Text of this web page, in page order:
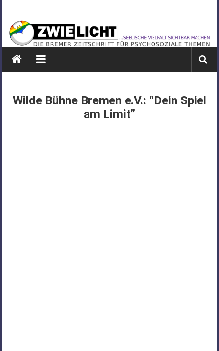
springen
ZWIELICHT
BREMEN
DIE
PSYCHOSOZIALE
Wilde Bühne Bremen e.V.: “Dein Spiel
am Limit”